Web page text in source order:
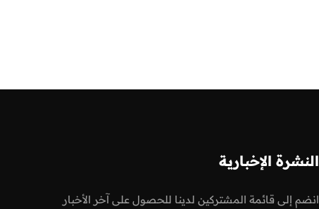
النشرة الإخبارية
انضم إلى قائمة المشتركين لدينا للحصول على آخر الأخبار